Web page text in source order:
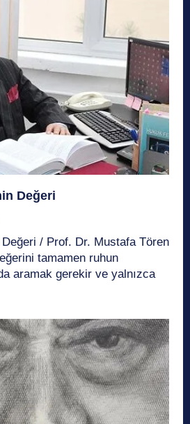
Değeri
/ Prof. Dr. Mustafa Tören
tamamen ruhun
aramak gerekir ve yalnızca